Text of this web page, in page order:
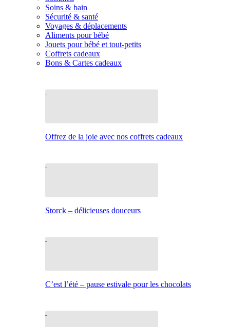
Soins & bain
Sécurité & santé
Voyages & déplacements
Aliments pour bébé
Jouets pour bébé et tout-petits
Coffrets cadeaux
Bons & Cartes cadeaux
Offrez de la joie avec nos coffrets cadeaux
Storck – délicieuses douceurs
C’est l’été – pause estivale pour les chocolats